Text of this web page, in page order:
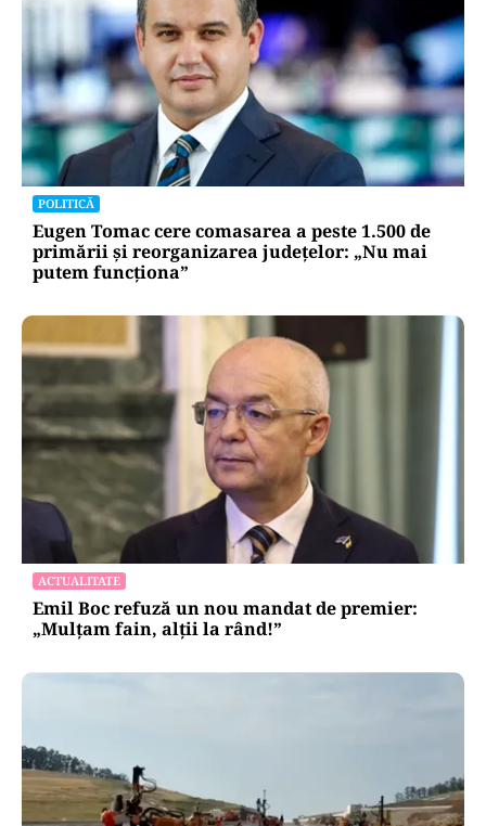
POLITICĂ
Eugen Tomac cere comasarea a peste 1.500 de
primării și reorganizarea județelor: „Nu mai
putem funcționa”
ACTUALITATE
Emil Boc refuză un nou mandat de premier:
„Mulțam fain, alții la rând!”